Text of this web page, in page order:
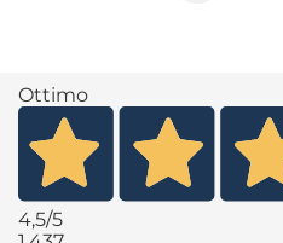
Ottimo
4,5/5